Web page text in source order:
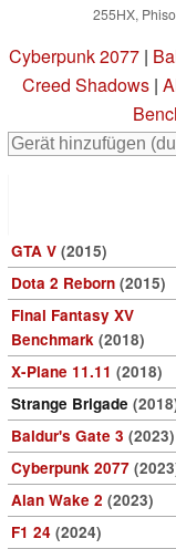
255HX,
Cyberpunk 2077|
Creed Shadows |
GTA V (2015)
Dota 2 Reborn (2015)
Final Fantasy XV
Benchmark (2018)
X-Plane 11.11 (2018)
Strange Brigade
Baldur's Gate 3 (2023)
Cyberpunk 2077
Alan Wake 2 (2023)
F1 24 (2024)